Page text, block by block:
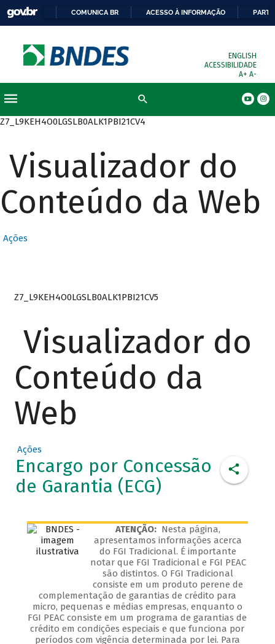
COMUNICA BR ACESSO À INFORMAÇÃO
ENGLISH
ACESSIBILIDADE
A+ A-
Z7_L9KEH4O0LGSLB0ALK1PBI21CV4
Visualizador do
Conteúdo da Web
Ações
Z7_L9KEH4O0LGSLB0ALK1PBI21CV5
Visualizador do
Conteúdo da
Web
Ações
Encargo por Concessão
de Garantia (ECG)
ATENÇÃO: Nesta página,
apresentamos informações acerca
do FGI Tradicional. É importante
notar que FGI Tradicional e FGI PEAC
são distintos. O FGI Tradicional
consiste em um produto perene de
complementação de garantias de crédito para
micro, pequenas e médias empresas, enquanto o
FGI PEAC consiste em um programa de garantias de
crédito em condições especiais e que funciona por
períodos com vigência determinada por lei. Para